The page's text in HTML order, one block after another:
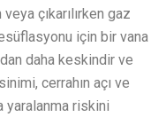
çıkarılırken gaz
için bir vana
daha keskindir ve
cerrahın açı ve
yaralanma riskini